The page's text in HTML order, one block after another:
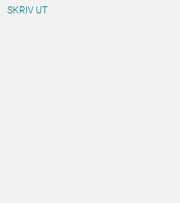
SKRIV UT